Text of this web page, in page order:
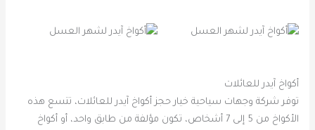
أكواخ آيدر للعائلات
توفر شركة وجهات سياحية خيار حجز أكواخ آيدر للعائلات، تتسع هذه
الأكواخ من 5 إلى 7 أشخاص، تكون مؤلفة من طابق واحد، أو أكواخ